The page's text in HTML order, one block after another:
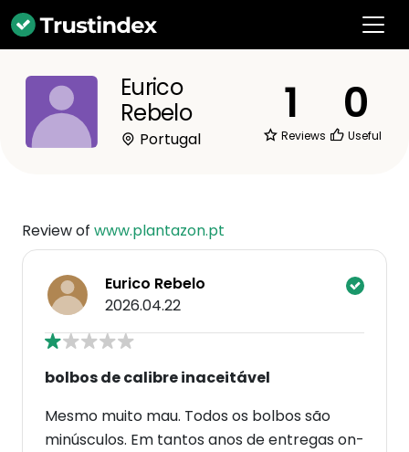
Eurico
Rebelo
Portugal
1
Reviews
0
Useful
Review of www.plantazon.pt
Eurico Rebelo
2026.04.22
bolbos de calibre inaceitável
Mesmo muito mau. Todos os bolbos são
minúsculos. Em tantos anos de entregas on-